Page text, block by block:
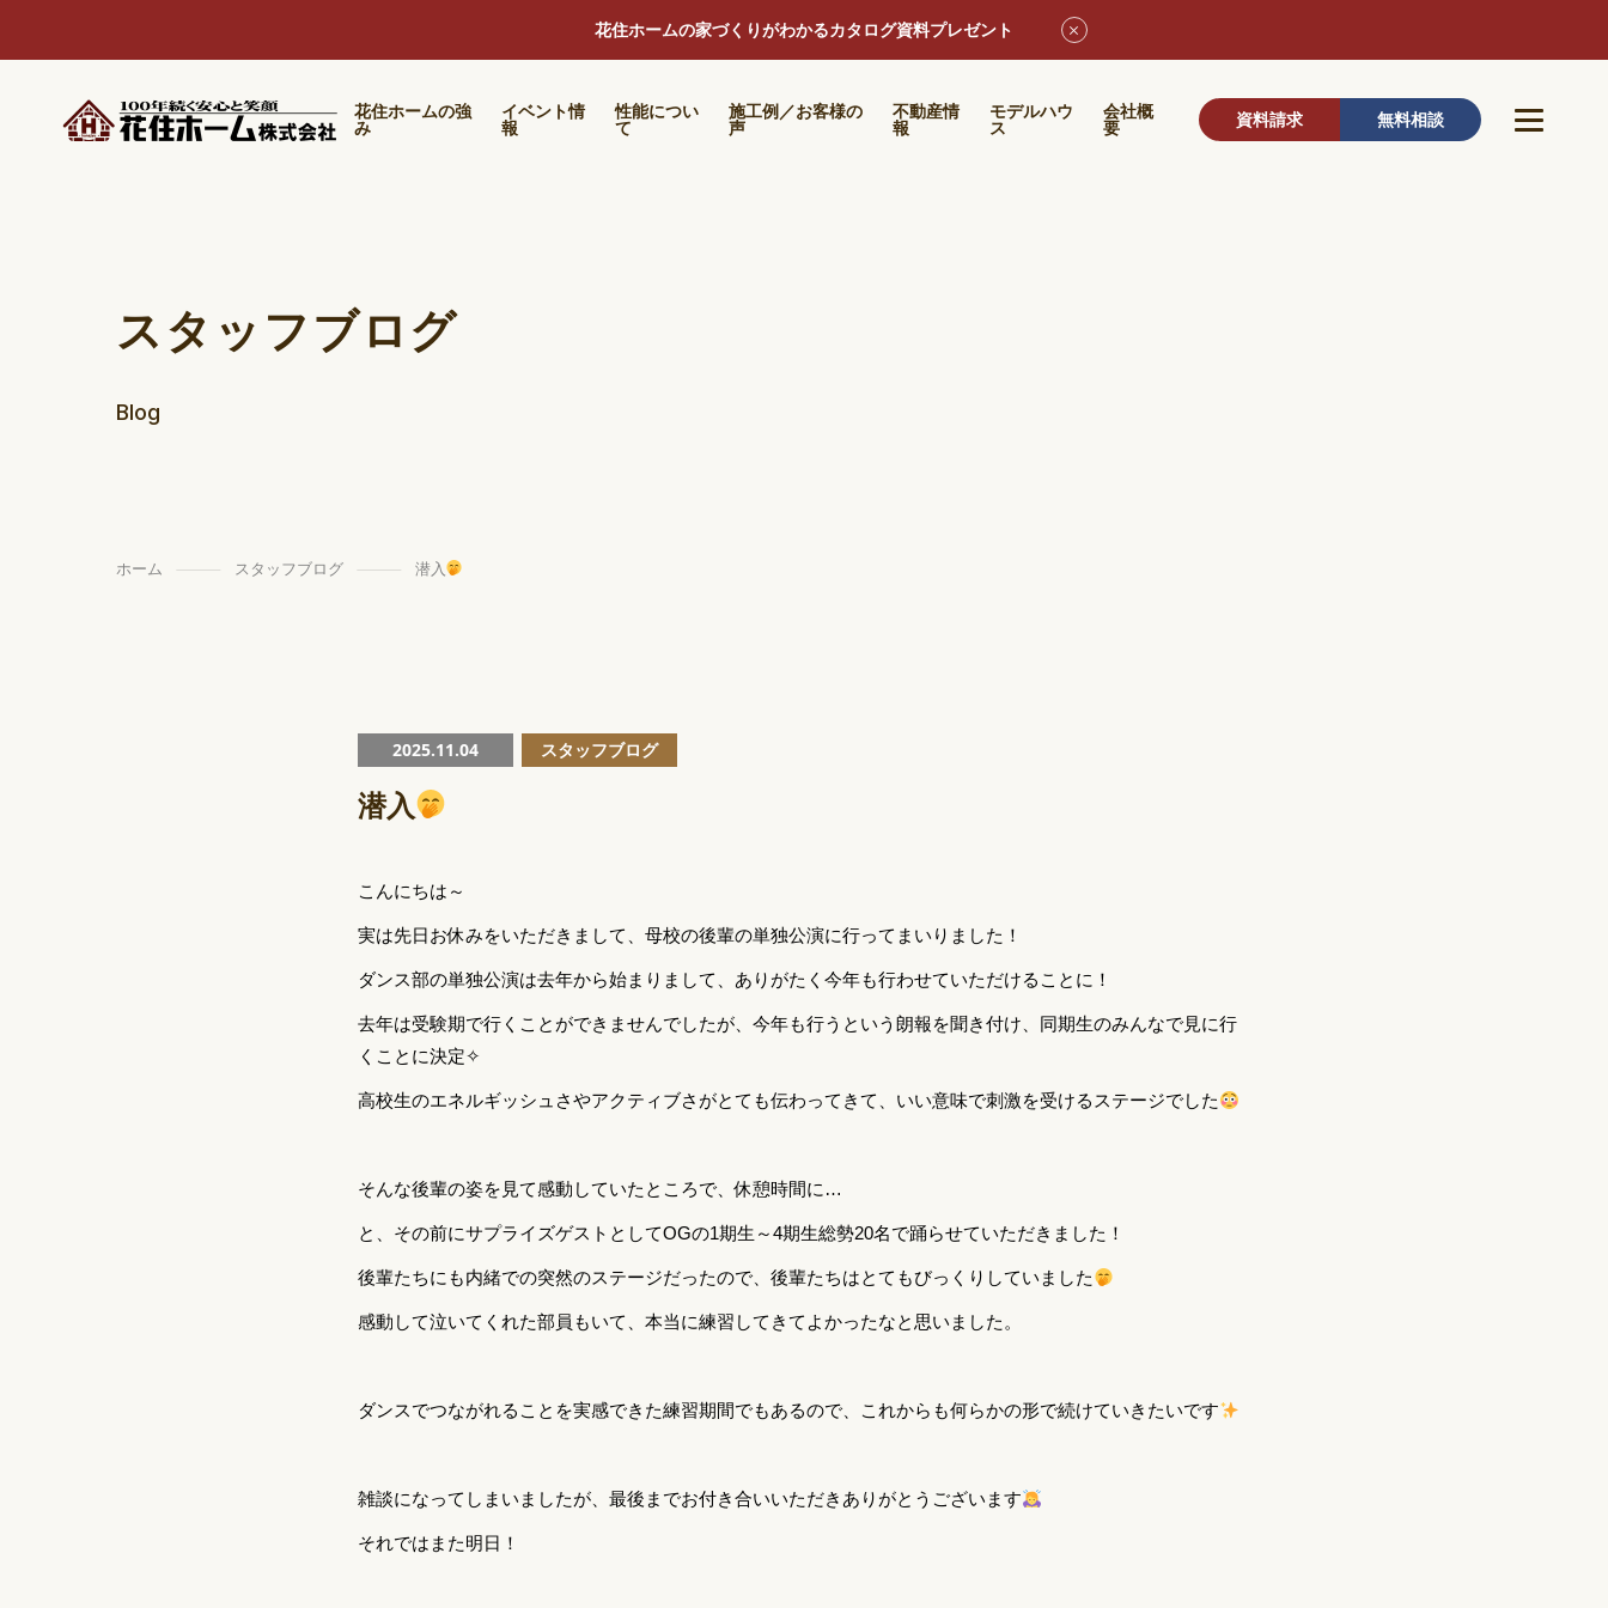
花住ホームの家づくりがわかるカタログ資料プレゼント
花住ホームの強
み
イベント情
報
性能につい
て
施工例／お客様の
声
不動産情
報
モデルハウ
ス
会社概
要 資料請求 無料相談
スタッフブログ
Blog
ホーム スタッフブログ 潜入
2025.11.04 スタッフブログ
潜入
こんにちは～
実は先日お休みをいただきまして、母校の後輩の単独公演に行ってまいりました！
ダンス部の単独公演は去年から始まりまして、ありがたく今年も行わせていただけることに！
去年は受験期で行くことができませんでしたが、今年も行うという朗報を聞き付け、同期生のみんなで見に行
くことに決定✧
高校生のエネルギッシュさやアクティブさがとても伝わってきて、いい意味で刺激を受けるステージでした
そんな後輩の姿を見て感動していたところで、休憩時間に…
と、その前にサプライズゲストとしてOGの1期生～4期生総勢20名で踊らせていただきました！
後輩たちにも内緒での突然のステージだったので、後輩たちはとてもびっくりしていました
感動して泣いてくれた部員もいて、本当に練習してきてよかったなと思いました。
ダンスでつながれることを実感できた練習期間でもあるので、これからも何らかの形で続けていきたいです
雑談になってしまいましたが、最後までお付き合いいただきありがとうございます
それではまた明日！